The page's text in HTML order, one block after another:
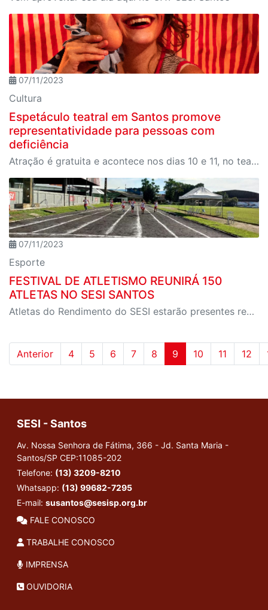
07/11/2023
Cultura
Espetáculo teatral em Santos promove
representatividade para pessoas com
deficiência
Atração é gratuita e acontece nos dias 10 e 11, no teatro do Sesi Santos.
07/11/2023
Esporte
FESTIVAL DE ATLETISMO REUNIRÁ 150
ATLETAS NO SESI SANTOS
Atletas do Rendimento do SESI estarão presentes realizando Pedagogia do Exemplo com as crianças
Anterior 4 5 6 7 8 9 10 11 12
SESI - Santos
Av. Nossa Senhora de Fátima, 366 - Jd. Santa Maria -
Santos/SP CEP:11085-202
Telefone: (13) 3209-8210
Whatsapp: (13) 99682-7295
E-mail: susantos@sesisp.org.br
FALE CONOSCO
TRABALHE CONOSCO
IMPRENSA
OUVIDORIA